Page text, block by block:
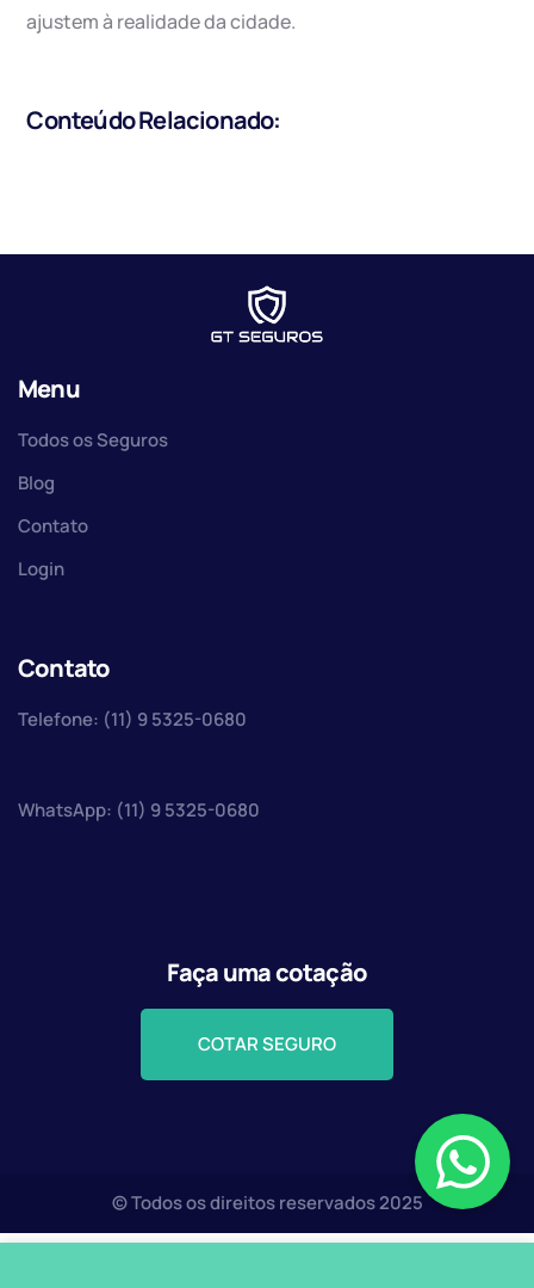
ajustem à realidade da cidade.
Conteúdo Relacionado:
Menu
Todos os Seguros
Blog
Contato
Login
Contato
Telefone: (11) 9 5325-0680
WhatsApp: (11) 9 5325-0680
Faça uma cotação
COTAR SEGURO
© Todos os direitos reservados 2025